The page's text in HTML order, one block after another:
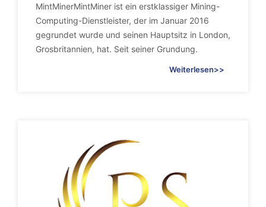
MintMinerMintMiner ist ein erstklassiger Mining-
Computing-Dienstleister, der im Januar 2016
gegrundet wurde und seinen Hauptsitz in London,
Grosbritannien, hat. Seit seiner Grundung.
Weiterlesen>>